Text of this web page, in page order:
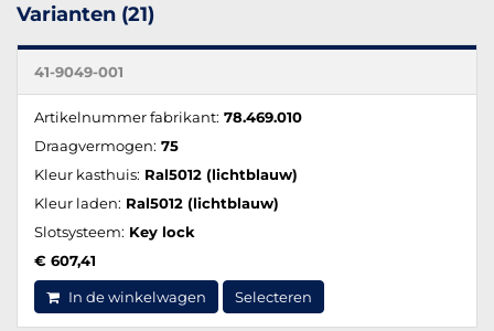
Varianten (21)
41-9049-001
Artikelnummer fabrikant: 78.469.010
Draagvermogen: 75
Kleur kasthuis: Ral5012 (lichtblauw)
Kleur laden: Ral5012 (lichtblauw)
Slotsysteem: Key lock
€ 607,41
In de winkelwagen Selecteren